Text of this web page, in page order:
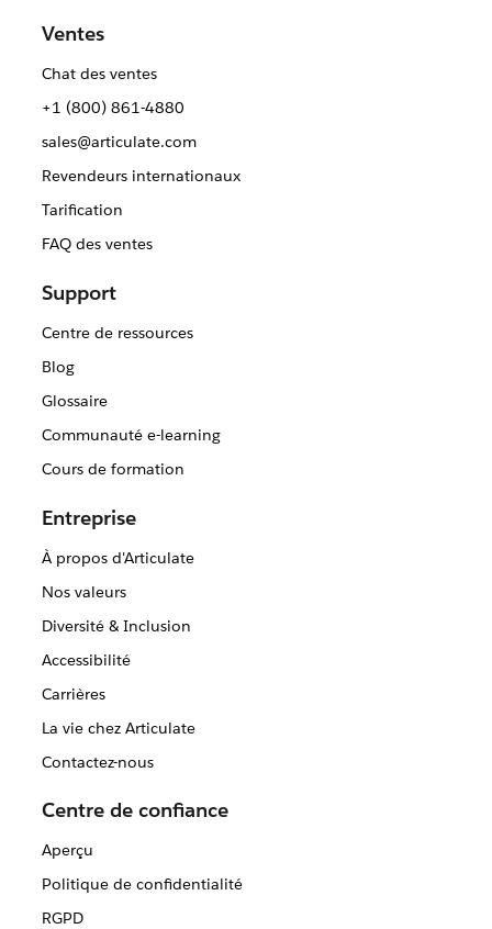
Ventes
Chat des ventes
+1 (800) 861-4880
sales@articulate.com
Revendeurs internationaux
Tarification
FAQ des ventes
Support
Centre de ressources
Blog
Glossaire
Communauté e-learning
Cours de formation
Entreprise
À propos d'Articulate
Nos valeurs
Diversité & Inclusion
Accessibilité
Carrières
La vie chez Articulate
Contactez-nous
Centre de confiance
Aperçu
Politique de confidentialité
RGPD